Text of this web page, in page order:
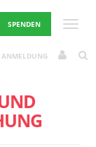
SPENDEN
ANMELDUNG